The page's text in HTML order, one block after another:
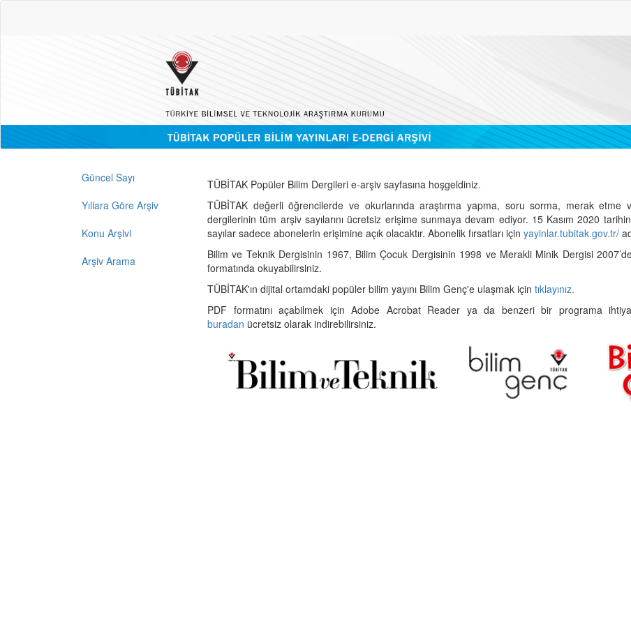
Güncel Sayı
Yıllara Göre Arşiv
Konu Arşivi
Arşiv Arama
TÜBİTAK Popüler Bilim Dergileri e-arşiv sayfasına hoşgeldiniz.
TÜBİTAK değerli öğrencilerde ve okurlarında araştırma yapma, soru sorma, merak etme
dergilerinin tüm arşiv sayılarını ücretsiz erişime sunmaya devam ediyor. 15 Kasım 2020
sayılar sadece abonelerin erişimine açık olacaktır. Abonelik fırsatları için yayinlar.tubitak.gov.tr/
Bilim ve Teknik Dergisinin 1967, Bilim Çocuk Dergisinin 1998 ve Merakli Minik Dergisi
formatında okuyabilirsiniz.
TÜBİTAK'ın dijital ortamdaki popüler bilim yayını Bilim Genç'e ulaşmak için tıklayınız.
PDF formatını açabilmek için Adobe Acrobat Reader ya da benzeri bir programa
buradan ücretsiz olarak indirebilirsiniz.